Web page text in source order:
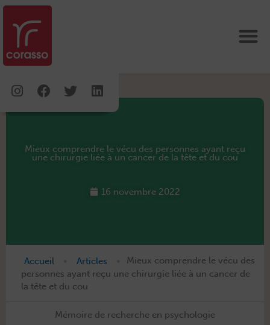
Aller
contenu
InstagramFacebook
TwitterLinkedin
Mieux comprendre le vécu des personnes ayant reçu
une chirurgie liée à un cancer de la tête et du cou
16 novembre 2022
Accueil Articles
Mieux comprendre le vécu des
personnes ayant reçu une chirurgie liée à un cancer de
la tête et du cou
Mémoire de recherche en psychologie